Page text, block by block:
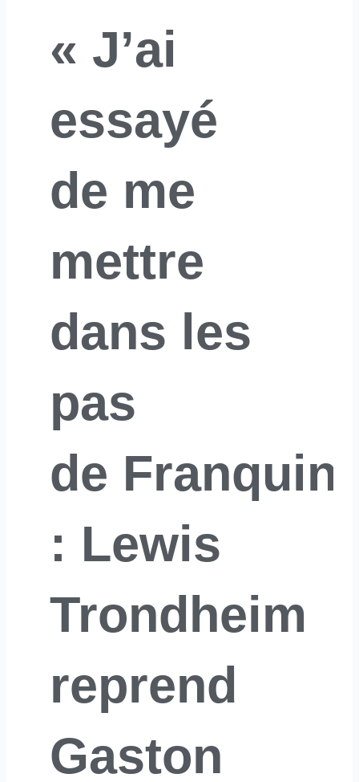
« J’ai
essayé
de me
mettre
dans les
pas
de Franquin
: Lewis
Trondheim
reprend
Gaston